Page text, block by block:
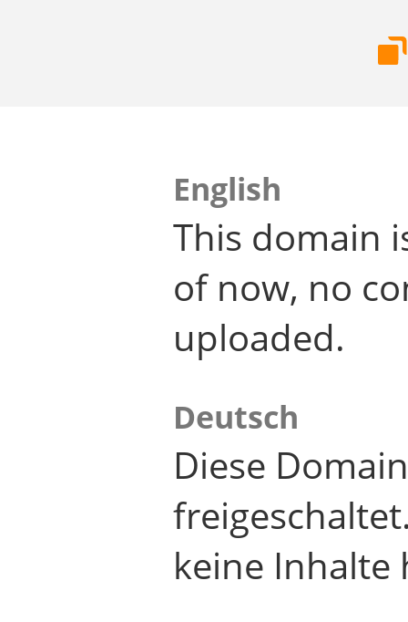
English
This domain
of now, no
uploaded.
Deutsch
Diese
keine Inhalte